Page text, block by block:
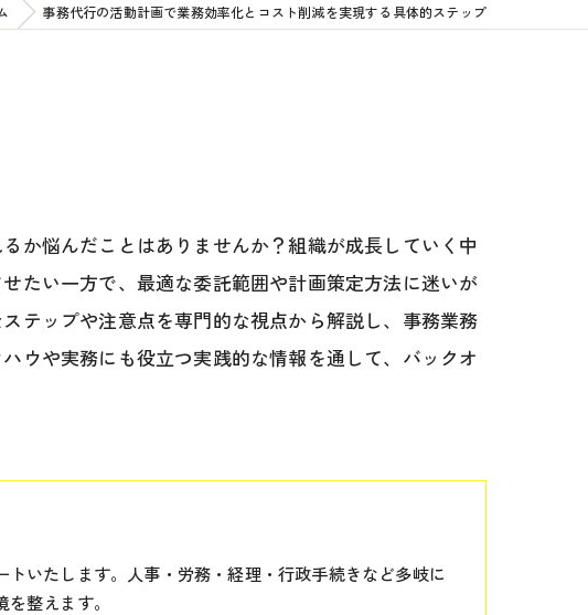
事務代行の活動計画で業務効率化とコスト削減を実現する具体的ステップ
か悩んだことはありませんか？組織が成長していく中
たい一方で、最適な委託範囲や計画策定方法に迷いが
テップや注意点を専門的な視点から解説し、事務業務
ウや実務にも役立つ実践的な情報を通して、バックオ
いたします。人事・労務・経理・行政手続きなど多岐に
整えます。